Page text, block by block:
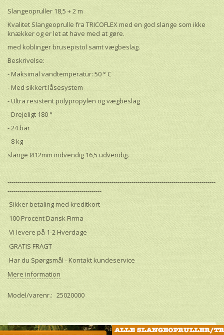
Slangeopruller 18,5 + 2 m
Kvalitet Slangeoprulle fra TRICOFLEX med en god slange som ikke
knækker og er let at have med at gøre.
med koblinger brusepistol samt vægbeslag.
Beskrivelse:
- Maksimal vandtemperatur: 50 ° C
- Med sikkert låsesystem
- Ultra resistent polypropylen og vægbeslag
- Drejeligt 180 °
- 24 bar
- 8 kg
slange Ø12mm indvendig 16,5 udvendig.
--------------------------------------------------------------------------------------------------------
-----------------------------------------------
Sikker betaling med kreditkort
100 Procent Dansk Firma
Vi levere på 1-2 Hverdage
GRATIS FRAGT
Har du Spørgsmål - Kontakt kundeservice
Mere information
Model/varenr.: 25020000